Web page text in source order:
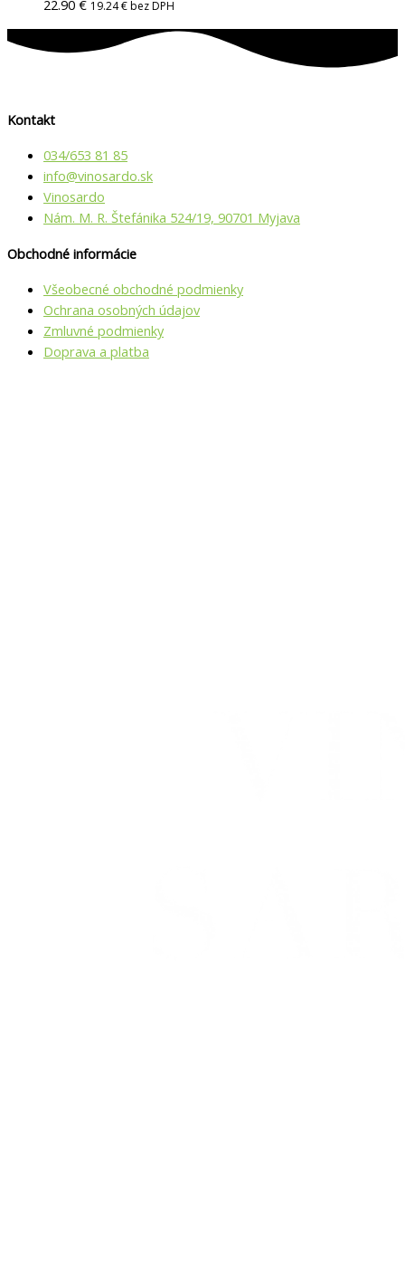
22.90 € 19.24€bez DPH
Kontakt
034/653 81 85
info@vino­sardo.sk
Vinosardo
Nám. M. R. Štefánika 524/19, 90701 Myjava
Obchodné informácie
Všeobecné obchodné podmienky
Ochrana osobných údajov
Zmluvné podmienky
Doprava a platba